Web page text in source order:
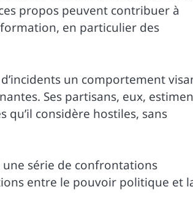
propos peuvent contribuer à
en particulier des
un comportement
Ses partisans, eux,
considère hostiles, sans
une série de confrontations
entre le pouvoir politique et